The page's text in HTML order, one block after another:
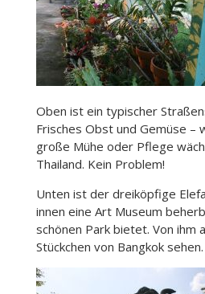
Oben ist ein typischer
Frisches Obst und Gemüse –
große Mühe oder Pflege
Thailand. Kein Problem!
Unten ist der dreiköpfige
innen eine Art Museum
schönen Park bietet. Von ihm
Stückchen von Bangkok sehen.